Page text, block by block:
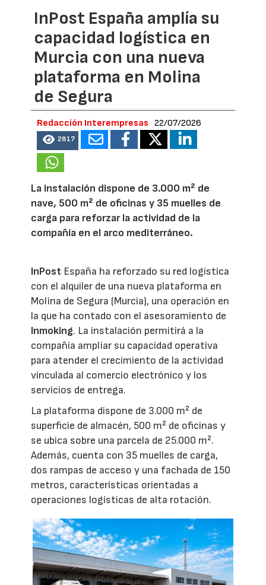
InPost España amplía su
capacidad logística en
Murcia con una nueva
plataforma en Molina
de Segura
Redacción Interempresas 22/07/2026
2817
La instalación dispone de 3.000 m² de
nave, 500 m² de oficinas y 35 muelles de
carga para reforzar la actividad de la
compañía en el arco mediterráneo.
InPost España ha reforzado su red logística
con el alquiler de una nueva plataforma en
Molina de Segura (Murcia), una operación en
la que ha contado con el asesoramiento de
Inmoking. La instalación permitirá a la
compañía ampliar su capacidad operativa
para atender el crecimiento de la actividad
vinculada al comercio electrónico y los
servicios de entrega.
La plataforma dispone de 3.000 m² de
superficie de almacén, 500 m² de oficinas y
se ubica sobre una parcela de 25.000 m².
Además, cuenta con 35 muelles de carga,
dos rampas de acceso y una fachada de 150
metros, características orientadas a
operaciones logísticas de alta rotación.